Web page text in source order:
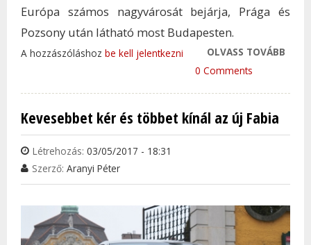
Európa számos nagyvárosát bejárja, Prága és
Pozsony után látható most Budapesten.
OLVASS TOVÁBB
A hozzászóláshoz be kell jelentkezni
0 Comments
Kevesebbet kér és többet kínál az új Fabia
Létrehozás: 03/05/2017 - 18:31
Szerző: Aranyi Péter